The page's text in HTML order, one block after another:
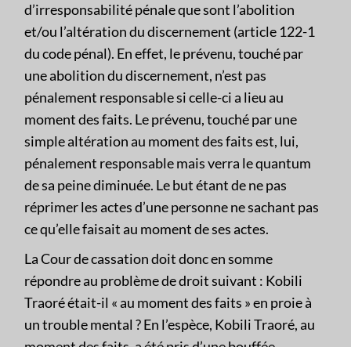
d’irresponsabilité pénale que sont l’abolition
et/ou l’altération du discernement (article 122-1
du code pénal). En effet, le prévenu, touché par
une abolition du discernement, n’est pas
pénalement responsable si celle-ci a lieu au
moment des faits. Le prévenu, touché par une
simple altération au moment des faits est, lui,
pénalement responsable mais verra le quantum
de sa peine diminuée. Le but étant de ne pas
réprimer les actes d’une personne ne sachant pas
ce qu’elle faisait au moment de ses actes.
La Cour de cassation doit donc en somme
répondre au problème de droit suivant : Kobili
Traoré était-il « au moment des faits » en proie à
un trouble mental ? En l’espèce, Kobili Traoré, au